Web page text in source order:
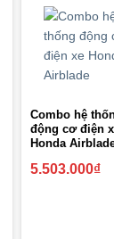
Combo hệ
động cơ điện
Honda
5.503.000₫